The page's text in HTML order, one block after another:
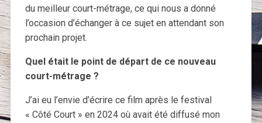
du meilleur court-métrage, ce qui nous a donné
l’occasion d’échanger à ce sujet en attendant son
prochain projet.
Quel était le point de départ de ce nouveau
court-métrage ?
J’ai eu l’envie d’écrire ce film après le festival
« Côté Court » en 2024 où avait été diffusé mon